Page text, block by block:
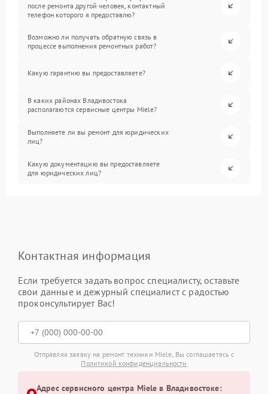
после ремонта другой человек, контактный
телефон которого я предоставлю?
Возможно ли получать обратную связь в
процессе выполнения ремонтных работ?
Какую гарантию вы предоставляете?
В каких районах Владивостока
располагаются сервисные центры Miele?
Выполняете ли вы ремонт для юридических
лиц?
Какую документацию вы предоставляете
для юридических лиц?
Контактная информация
Если требуется задать вопрос специалисту, оставьте
свои данные и дежурный специалист с радостью
проконсультирует Вас!
Отправляя заявку на ремонт техники Miele, Вы соглашаетесь с
Политикой конфиденциальности
Адрес сервисного центра Miele в Владивостоке: